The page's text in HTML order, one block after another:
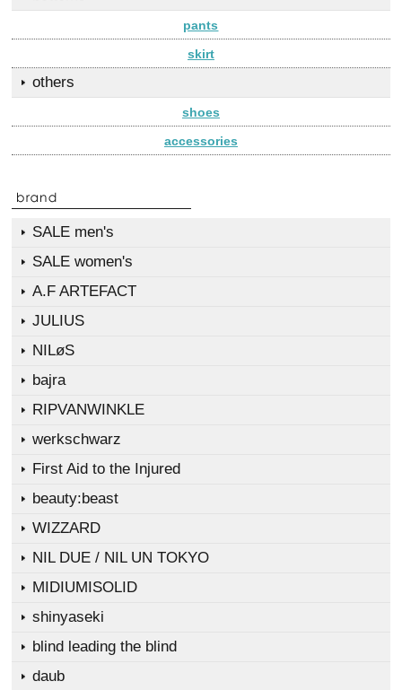
pants
skirt
others
shoes
accessories
SALE men's
SALE women's
A.F ARTEFACT
JULIUS
NILøS
bajra
RIPVANWINKLE
werkschwarz
First Aid to the Injured
beauty:beast
WIZZARD
NIL DUE / NIL UN TOKYO
MIDIUMISOLID
shinyaseki
blind leading the blind
daub